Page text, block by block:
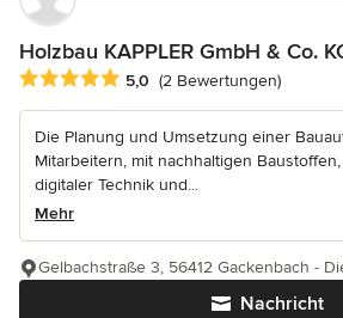
Holzbau KAPPLER GmbH & Co.
Durchschnittliche Bewertung: 5 von 5
5,0 (2 Bewertungen)
Die Planung und Umsetzung einer
Mitarbeitern, mit nachhaltigen
digitaler Technik und...
Mehr
Nachricht
Gelbachstraße 3, 56412 Gackenbach -